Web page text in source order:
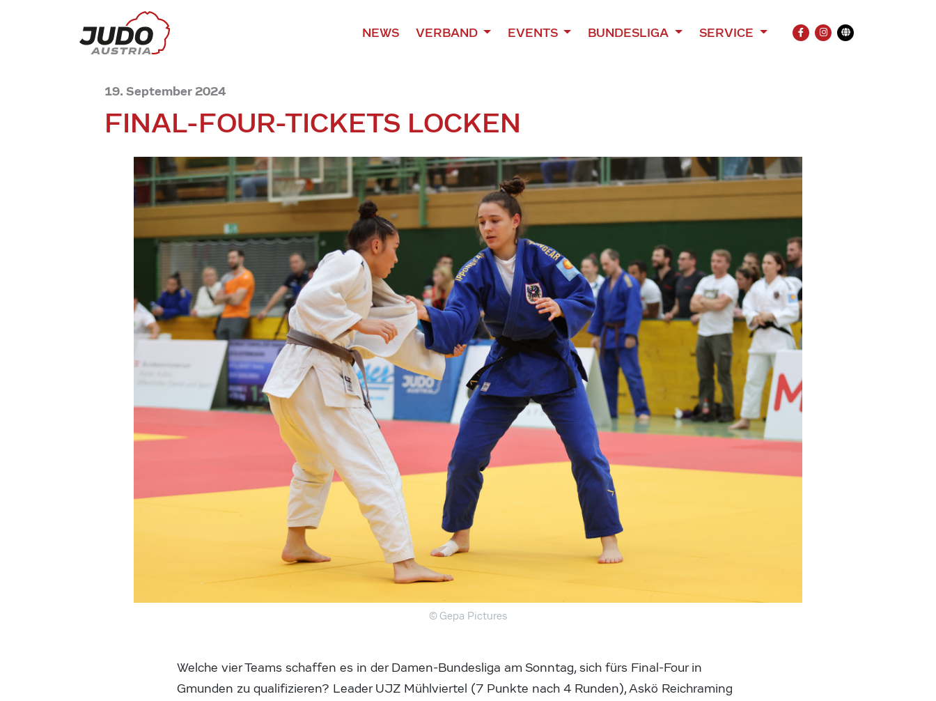
NEWS VERBAND EVENTS BUNDESLIGA SERVICE
FACEBOOK
INSTAGRAM
Übersetzung
19. September 2024
FINAL-FOUR-TICKETS LOCKEN
© Gepa Pictures
Welche vier Teams schaffen es in der Damen-Bundesliga am Sonntag, sich fürs Final-Four in
Gmunden zu qualifizieren? Leader UJZ Mühlviertel (7 Punkte nach 4 Runden), Askö Reichraming